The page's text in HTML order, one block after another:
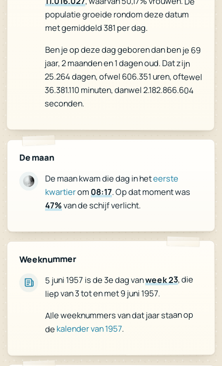
populatie groeide rondom deze datum
met gemiddeld 381 per dag.
Ben je op deze dag geboren dan ben je 69
jaar, 2 maanden en 1 dagen oud. Dat zijn
25.264 dagen, ofwel 606.351 uren, oftewel
36.381.110 minuten, danwel 2.182.866.604
seconden.
De maan
De maan kwam die dag in heteerste
kwartierom 08:17. Op dat moment was
47%van de schijf verlicht.
Weeknummer
5 juni 1957 is de 3e dag vanweek 23, die
liep van 3 tot en met 9 juni 1957.
Alle weeknummers van dat jaar staan op
de kalender van 1957.